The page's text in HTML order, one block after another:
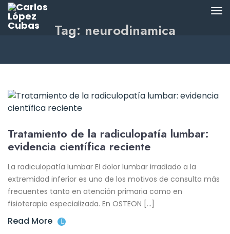
Tag: neurodinamica
Tratamiento de la radiculopatía lumbar:
evidencia científica reciente
La radiculopatía lumbar El dolor lumbar irradiado a la
extremidad inferior es uno de los motivos de consulta más
frecuentes tanto en atención primaria como en
fisioterapia especializada. En OSTEON […]
Read More